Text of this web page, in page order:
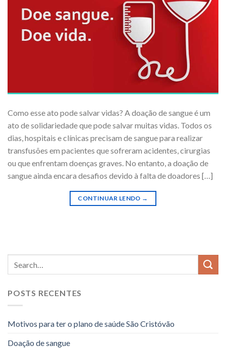
Como esse ato pode salvar vidas? A doação de sangue é um
ato de solidariedade que pode salvar muitas vidas. Todos os
dias, hospitais e clínicas precisam de sangue para realizar
transfusões em pacientes que sofreram acidentes, cirurgias
ou que enfrentam doenças graves. No entanto, a doação de
sangue ainda encara desafios devido à falta de doadores […]
CONTINUAR LENDO →
POSTS RECENTES
Motivos para ter o plano de saúde São Cristóvão
Doação de sangue